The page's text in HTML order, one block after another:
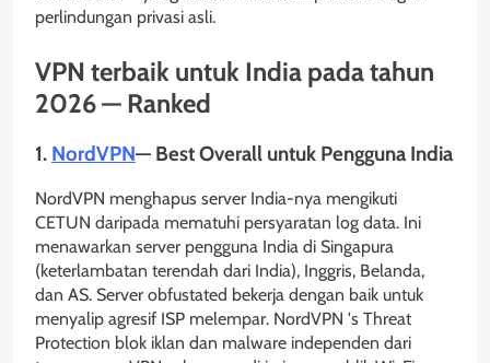
perlindungan privasi asli.
VPN terbaik untuk India pada tahun
2026 — Ranked
1. NordVPN— Best Overall untuk Pengguna India
NordVPN menghapus server India-nya mengikuti
CETUN daripada mematuhi persyaratan log data. Ini
menawarkan server pengguna India di Singapura
(keterlambatan terendah dari India), Inggris, Belanda,
dan AS. Server obfustated bekerja dengan baik untuk
menyalip agresif ISP melempar. NordVPN 's Threat
Protection blok iklan dan malware independen dari